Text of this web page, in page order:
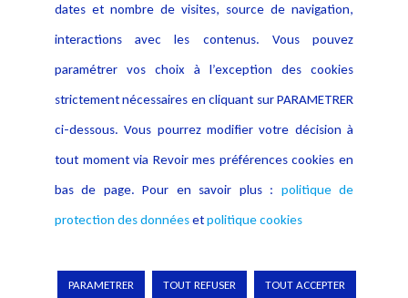
Copyright © 2026 Lexing
dates et nombre de visites, source de navigation,
interactions avec les contenus. Vous pouvez
paramétrer vos choix à l’exception des cookies
strictement nécessaires en cliquant sur PARAMETRER
ci-dessous. Vous pourrez modifier votre décision à
tout moment via Revoir mes préférences cookies en
bas de page. Pour en savoir plus : politique de
protection des donnéesetpolitique cookies
PARAMETRER TOUT REFUSER TOUT ACCEPTER